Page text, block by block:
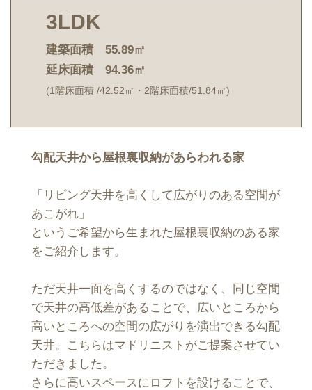
3LDK
建築面積 55.89㎡
延床面積 94.36㎡
(1階床面積 /42.52㎡・2階床面積/51.84㎡)
勾配天井から屋根裏収納があらわれる家
「リビング天井を高くして広がりのある空間が
あこがれ」
というご希望から生まれた屋根裏収納のある家
をご紹介します。
ただ天井一面を高くするのではなく、同じ空間
で天井の高低差があることで、広いところから
高いところへの空間の広がりを演出できる勾配
天井。こちらはマドリニストがご提案させてい
ただきました。
さらに高いスペースにロフトを設けることで、